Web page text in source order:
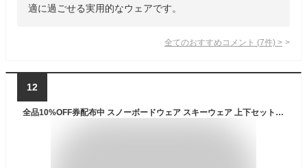
適に過ごせる実用的なウェアです。
全てのおすすめコメント (7件) >
12
全品10%OFF券配布中 スノーボードウェア スキーウェア 上下セット メンズ レディース パンツ ジャケット ボード ウェア スノボ ウェア スノボー ウェア スノー ウェア ウエア 大きいサイズ おしゃれ スノーボード スキー 中綿 撥水 防風 防寒 着 PSET-43 【MDW】